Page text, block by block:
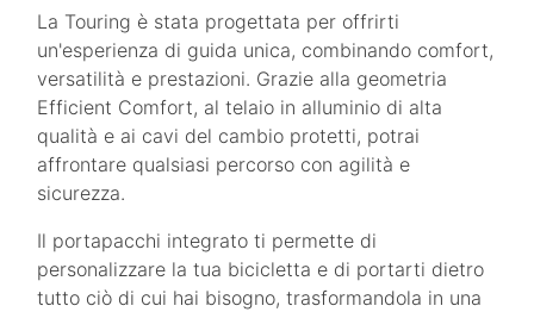
La Touring è stata progettata per offrirti
un'esperienza di guida unica, combinando comfort,
versatilità e prestazioni. Grazie alla geometria
Efficient Comfort, al telaio in alluminio di alta
qualità e ai cavi del cambio protetti, potrai
affrontare qualsiasi percorso con agilità e
sicurezza.
Il portapacchi integrato ti permette di
personalizzare la tua bicicletta e di portarti dietro
tutto ciò di cui hai bisogno, trasformandola in una